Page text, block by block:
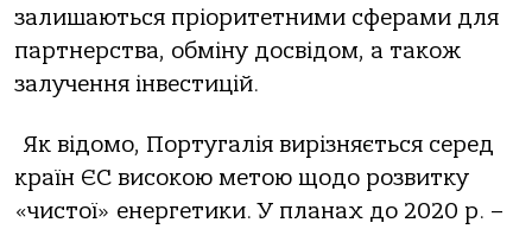
залишаються пріоритетними сферами для
партнерства, обміну досвідом, а також
залучення інвестицій.
Як відомо, Португалія вирізняється серед
країн ЄС високою метою щодо розвитку
«чистої» енергетики. У планах до 2020 р. –